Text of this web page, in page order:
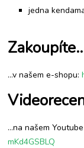
jedna
…v našem e-shopu:
…na našem
mKd4GSBLQ